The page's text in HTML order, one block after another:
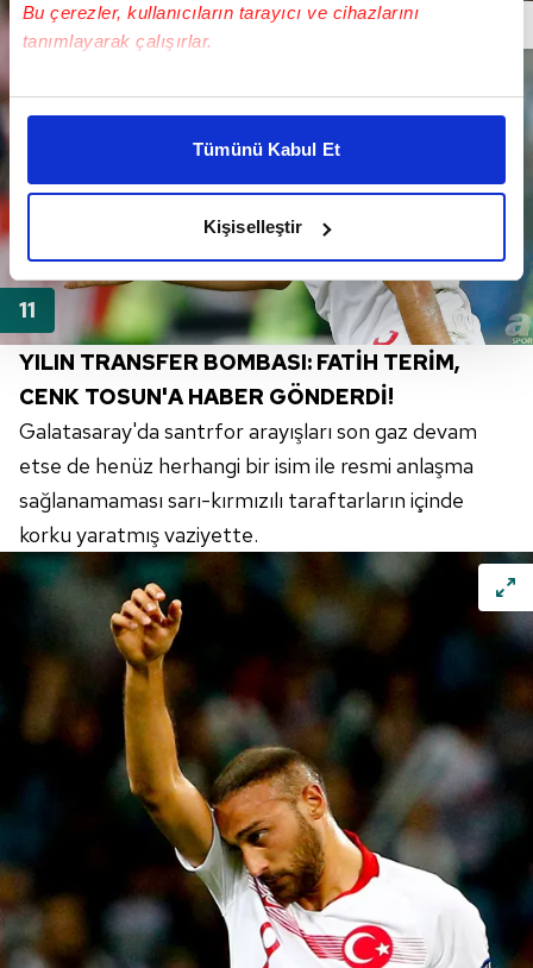
Bu çerezler, kullanıcıların tarayıcı ve cihazlarını
tanımlayarak çalışırlar.
Bu çerezlere izin vermeniz halinde sizlere özel
daha iyi reklam deneyimi yaşatabiliriz. Bunu yaparken
amacımızın size daha iyi bir reklam deneyimi sunmak
elimizden gelen çabayı gösterdiğimizi ve bu noktada,
kalemimiz olduğunu sizlere hatırlatmak isteriz.
Her halükârda, kullanıcılar, bu çerezlere izin vermedikleri
takdirde, kullanıcılara hedefli reklamlar
Sizlere daha iyi bir hizmet sunabilmek için İnternet
Sitemizde kendimize ve üçüncü kişilere ait çerezler
kullanılmaktadır. Bu çerezler vasıtasıyla çeşitli kişisel
verileriniz işlenmekte olup gerekli olan çerezler bilgi
toplumu hizmetlerinin sunulması amacıyla
kullanılmaktadır. Diğer çerezler, sitemizin daha işlevsel
kılınması ve kişiselleştirilmesi ve sizlere yönelik
reklam/pazarlama faaliyetlerinin yapılması, amaçlarıyla
sınırlı olarak açık rızanız dahilinde kullanılacaktır.
Çerezlere ilişkin tercihlerinizi aşağıda yer alan panel
vasıtasıyla belirleyebilirsiniz. Çerezlere ilişkin detaylı bilgi
için Ayarlar butonuna tıklayabilir,Çerez Bilgilendirme
ziyaret edebilirsiniz.
6698 sayılı Kişisel Verilerin Korunması Kanunu uyarınca
hazırlanmış Aydınlatma Metnimizi okumak ve sitemizde
ilgili mevzuata uygun olarak kullanılan çerezlerle ilgili bilgi
Tümünü Kabul Et
Kişiselleştir
YILIN TRANSFER BOMBASI: FATİH TERİM,
CENK TOSUN'A HABER GÖNDERDİ!
Galatasaray'da santrfor arayışları son gaz devam
etse de henüz herhangi bir isim ile resmi anlaşma
sağlanamaması sarı-kırmızılı taraftarların içinde
korku yaratmış vaziyette.